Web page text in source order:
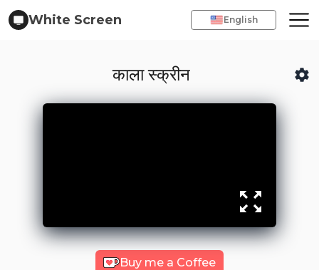
White Screen English
काला स्क्रीन
Buy me a Coffee